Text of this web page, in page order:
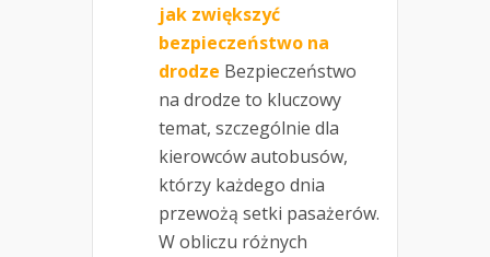
jak zwiększyć
bezpieczeństwo na
drodze Bezpieczeństwo
na drodze to kluczowy
temat, szczególnie dla
kierowców autobusów,
którzy każdego dnia
przewożą setki pasażerów.
W obliczu różnych